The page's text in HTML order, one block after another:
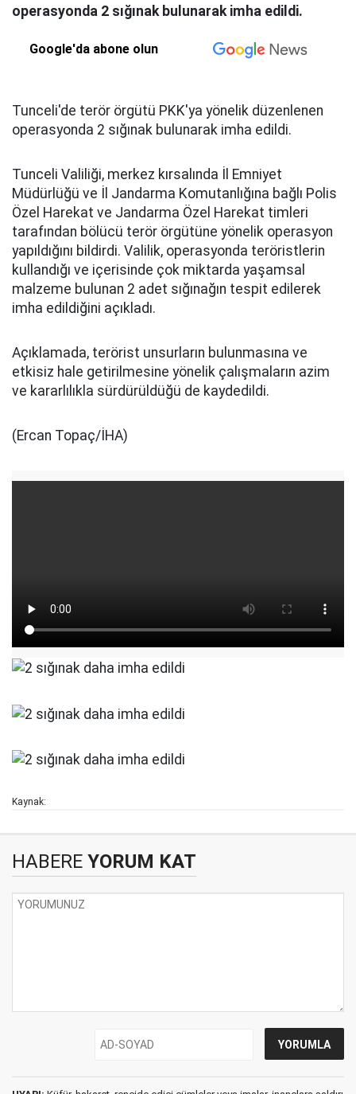
operasyonda 2 sığınak bulunarak imha edildi.
Google'da abone olun
Tunceli'de terör örgütü PKK'ya yönelik düzenlenen
operasyonda 2 sığınak bulunarak imha edildi.
Tunceli Valiliği, merkez kırsalında İl Emniyet
Müdürlüğü ve İl Jandarma Komutanlığına bağlı Polis
Özel Harekat ve Jandarma Özel Harekat timleri
tarafından bölücü terör örgütüne yönelik operasyon
yapıldığını bildirdi. Valilik, operasyonda teröristlerin
kullandığı ve içerisinde çok miktarda yaşamsal
malzeme bulunan 2 adet sığınağın tespit edilerek
imha edildiğini açıkladı.
Açıklamada, terörist unsurların bulunmasına ve
etkisiz hale getirilmesine yönelik çalışmaların azim
ve kararlılıkla sürdürüldüğü de kaydedildi.
(Ercan Topaç/İHA)
Kaynak:
HABERE YORUM KAT